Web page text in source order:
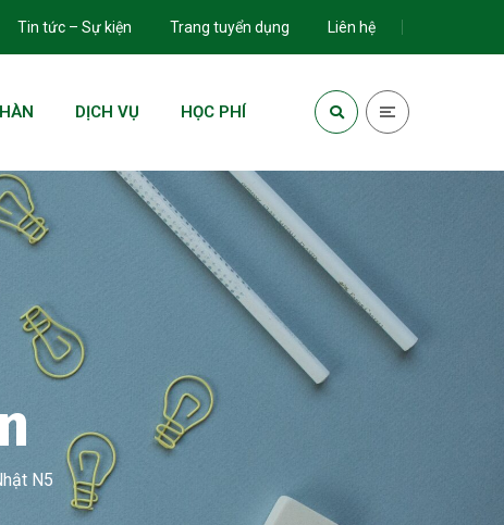
Tin tức – Sự kiện Trang tuyển dụng Liên hệ
DỊCH VỤ HỌC PHÍ
N5